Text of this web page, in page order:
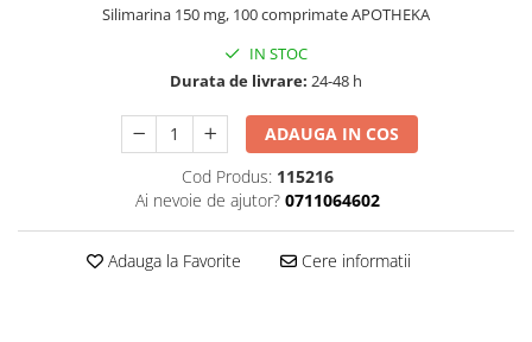
Supliment Vitamina D3
Tincturi si Gemoderivate
Tuse gat si respiratie
Vitamine si minerale
Silimarina 150 mg, 100 comprimate APOTHEKA
IN STOC
Durata de livrare: 24-48 h
ADAUGA IN COS
Cod Produs: 115216
Ai nevoie de ajutor? 0711064602
Adauga la Favorite Cere informatii